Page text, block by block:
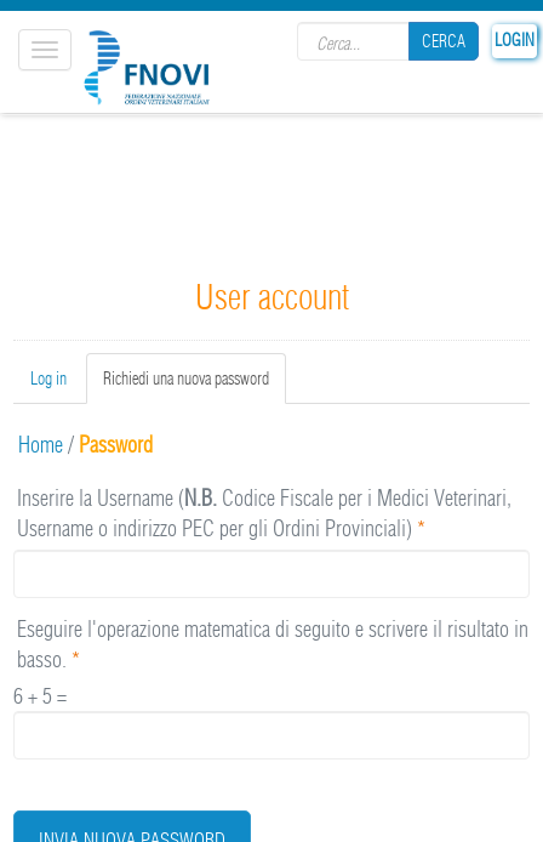
LOGIN
CERCA
Toggle
navigation
User account
Primary tabs
Log in Richiedi una nuova password
tab)
Home/ Password
Inserire la Username (N.B. Codice Fiscale per i Medici Veterinari,
Username o indirizzo PEC per gli Ordini Provinciali) *
Eseguire l'operazione matematica di seguito e scrivere il risultato in
basso. *
6 + 5 =